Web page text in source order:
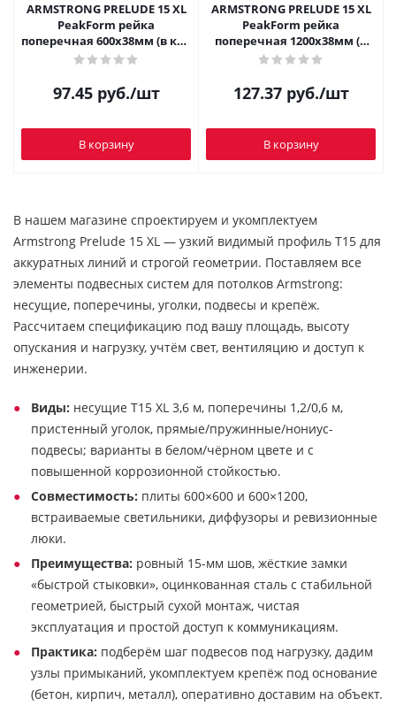
ARMSTRONG PRELUDE 15 XL
PeakForm рейка
поперечная 600x38мм (в кор
36 пог.м,60шт./8640шт в пал)
97.45руб./шт
В корзину
ARMSTRONG PRELUDE 15 XL
PeakForm рейка
поперечная 1200x38мм (в
коробке 72
127.37руб./шт
В корзину
В нашем магазине спроектируем и укомплектуем
Armstrong Prelude 15 XL — узкий видимый профиль T15 для
аккуратных линий и строгой геометрии. Поставляем все
элементы подвесных систем для потолков Armstrong:
несущие, поперечины, уголки, подвесы и крепёж.
Рассчитаем спецификацию под вашу площадь, высоту
опускания и нагрузку, учтём свет, вентиляцию и доступ к
инженерии.
Виды: несущие T15 XL 3,6 м, поперечины 1,2/0,6 м,
пристенный уголок, прямые/пружинные/нониус-
подвесы; варианты в белом/чёрном цвете и с
повышенной коррозионной стойкостью.
Совместимость: плиты 600×600 и 600×1200,
встраиваемые светильники, диффузоры и ревизионные
люки.
Преимущества: ровный 15-мм шов, жёсткие замки
«быстрой стыковки», оцинкованная сталь с стабильной
геометрией, быстрый сухой монтаж, чистая
эксплуатация и простой доступ к коммуникациям.
Практика: подберём шаг подвесов под нагрузку, дадим
узлы примыканий, укомплектуем крепёж под основание
(бетон, кирпич, металл), оперативно доставим на объект.